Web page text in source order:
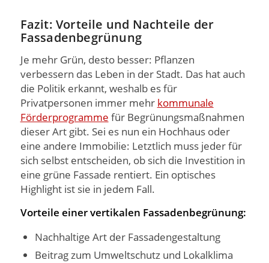
Fazit: Vorteile und Nachteile der
Fassadenbegrünung
Je mehr Grün, desto besser: Pflanzen
verbessern das Leben in der Stadt. Das hat auch
die Politik erkannt, weshalb es für
Privatpersonen immer mehr kommunale
Förderprogramme für Begrünungsmaßnahmen
dieser Art gibt. Sei es nun ein Hochhaus oder
eine andere Immobilie: Letztlich muss jeder für
sich selbst entscheiden, ob sich die Investition in
eine grüne Fassade rentiert. Ein optisches
Highlight ist sie in jedem Fall.
Vorteile einer vertikalen Fassadenbegrünung:
Nachhaltige Art der Fassadengestaltung
Beitrag zum Umweltschutz und Lokalklima